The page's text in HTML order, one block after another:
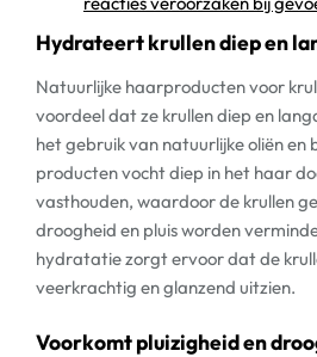
Hydrateert krullen diep en
Natuurlijke haarproducten voor
voordeel dat ze krullen diep en
het gebruik van natuurlijke oliën en
producten vocht diep in het haar
vasthouden, waardoor de krullen
droogheid en pluis worden
hydratatie zorgt ervoor dat de
veerkrachtig en glanzend uitzien.
Voorkomt pluizigheid en